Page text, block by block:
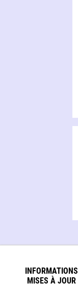
INFORMATIONS
MISES À JOUR